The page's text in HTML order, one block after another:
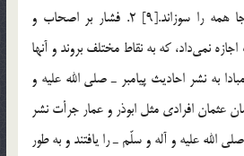
همه نوشته‌ها را آوردند، يك‌جا همه را سوزاند.[9] 2. فشار بر اصحاب و
نمي‌داد، كه به نقاط مختلف بروند و آنها
به نشر احاديث پيامبر ـ صلي الله عليه و
عثمان افرادي مثل ابوذر و عمار جرأت نشر
الله عليه و آله و سلّم ـ را يافتند و به طور